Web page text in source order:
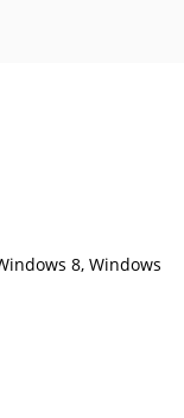
8, Windows